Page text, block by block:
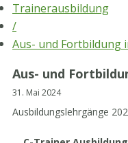
Trainerausbildung
/
Aus- und Fortbildung
Aus- und
31. Mai 2024
Ausbildungslehrgänge